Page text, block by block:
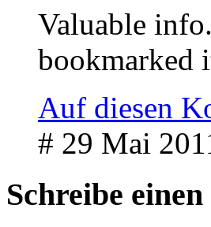
Valuable
bookmarked
Auf diesen
# 29 Mai
Schreibe